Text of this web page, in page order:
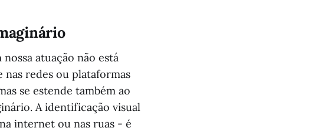
atuação não está
redes ou plataformas
se estende também ao
A identificação visual
internet ou nas ruas - é